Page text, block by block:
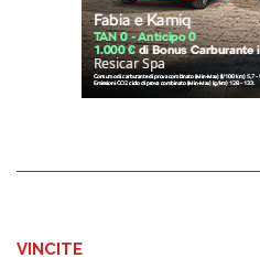
VINCITE